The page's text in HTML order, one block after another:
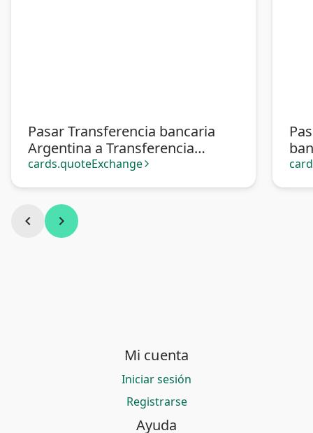
Pasar Transferencia bancaria
Argentina a Transferencia
bancaria Europa
cards.quoteExchange arrow_forward_ios
chevron_left chevron_right
Mi cuenta
Iniciar sesión
Registrarse
Ayuda